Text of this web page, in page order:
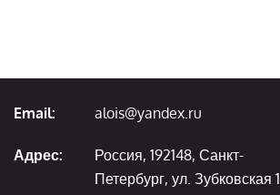
Email: alois@yandex.ru
Адрес:
Россия, 192148, Санкт-
Петербург, ул. Зубковская 1